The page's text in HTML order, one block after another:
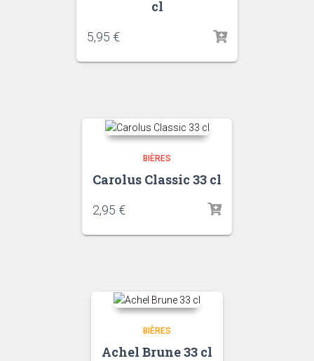
cl
5,95 €
BIÈRES
Carolus Classic 33 cl
2,95 €
BIÈRES
Achel Brune 33 cl